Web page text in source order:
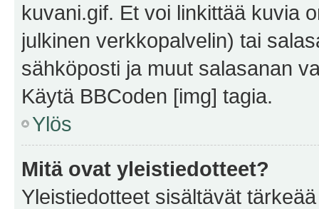
kuvani.gif. Et voi linkittää kuvia
julkinen verkkopalvelin) tai
sähköposti ja muut salasanan
Käytä BBCoden [img] tagia.
Ylös
Mitä ovat yleistiedotteet?
Yleistiedotteet sisältävät